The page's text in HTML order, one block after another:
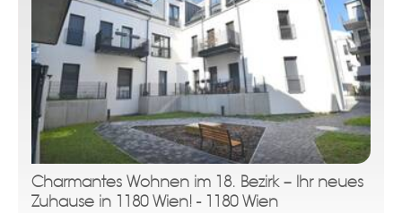
Charmantes Wohnen im 18. Bezirk – Ihr neues
Zuhause in 1180 Wien! - 1180 Wien